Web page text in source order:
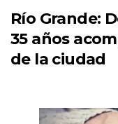
Río Grande:
35 años
de la ciudad